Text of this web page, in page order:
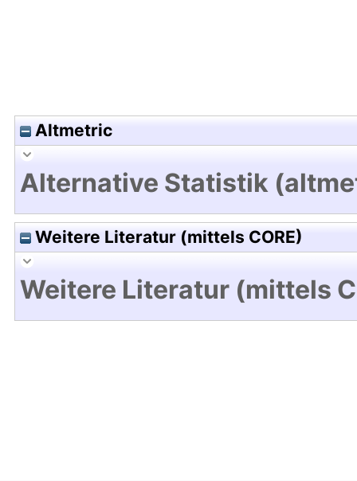
Altmetric
Alternative Statistik
Weitere Literatur (mittels CORE)
Weitere Literatur (mittels